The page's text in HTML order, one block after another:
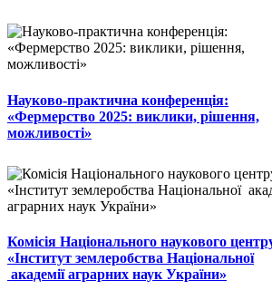
Науково-практична конференція:
«Фермерство 2025: виклики, рішення,
можливості»
Комісія Національного наукового
«Інститут землеробства Національної
академії аграрних наук України»